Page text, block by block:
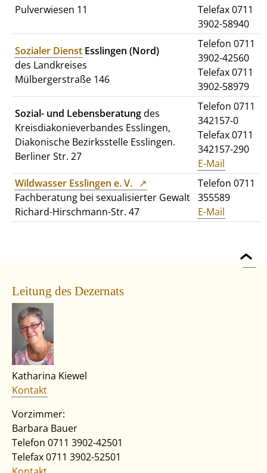
Pulverwiesen 11
Telefax 0711
3902-58940
Sozialer DienstEsslingen (Nord)
des Landkreises
Mülbergerstraße 146
Telefon 0711
3902-42560
Telefax 0711
3902-58979
Sozial- und Lebensberatungdes
Kreisdiakonieverbandes Esslingen,
Diakonische Bezirksstelle Esslingen.
Berliner Str. 27
Telefon 0711
342157-0
Telefax 0711
342157-290
E-Mail
Wildwasser Esslingen e. V.
Fachberatung bei sexualisierter Gewalt
Richard-Hirschmann-Str. 47
Telefon 0711
355589
E-Mail
Leitung des Dezernats
Katharina Kiewel
Kontakt
Vorzimmer:
Barbara Bauer
Telefon 0711 3902-42501
Telefax 0711 3902-52501